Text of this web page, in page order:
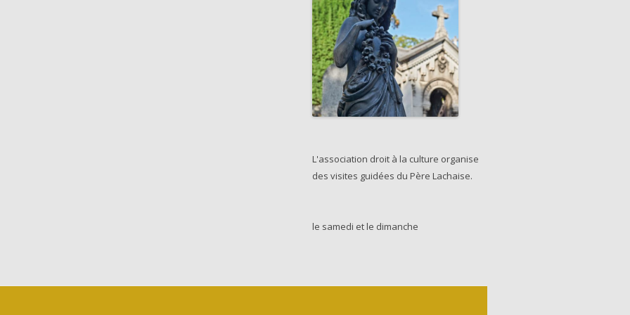
L'association droit à la culture organise
des visites guidées du Père Lachaise.
le samedi et le dimanche